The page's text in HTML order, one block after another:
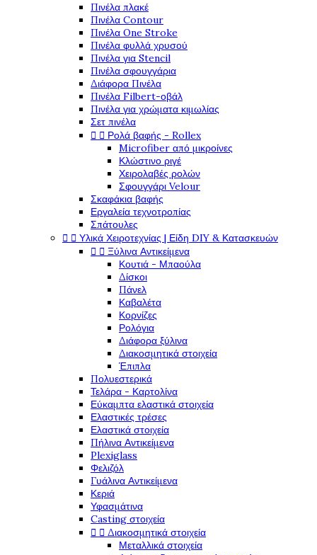
Πινέλα πλακέ
Πινέλα Contour
Πινέλα One Stroke
Πινέλα φυλλά χρυσού
Πινέλα για Stencil
Πινέλα σφουγγάρια
Διάφορα Πινέλα
Πινέλα Filbert-οβάλ
Πινέλα για χρώματα κιμωλίας
Σετ πινέλα
  Ρολά βαφής - Rollex
Microfiber από μικροίνες
Κλώστινο ριγέ
Χειρολαβές ρολών
Σφουγγάρι Velour
Σκαφάκια βαφής
Εργαλεία τεχνοτροπίας
Σπάτουλες
  Υλικά Χειροτεχνίας | Είδη DIY & Κατασκευών
  Ξύλινα Αντικείμενα
Κουτιά - Μπαούλα
Δίσκοι
Πάνελ
Καβαλέτα
Κορνίζες
Ρολόγια
Διάφορα ξύλινα
Διακοσμητικά στοιχεία
Έπιπλα
Πολυεστερικά
Τελάρα - Καρτολίνα
Εύκαμπτα ελαστικά στοιχεία
Ελαστικές τρέσες
Ελαστικά στοιχεία
Πήλινα Αντικείμενα
Plexiglass
Φελιζόλ
Γυάλινα Αντικείμενα
Κεριά
Υφασμάτινα
Casting στοιχεία
  Διακοσμητικά στοιχεία
Μεταλλικά στοιχεία